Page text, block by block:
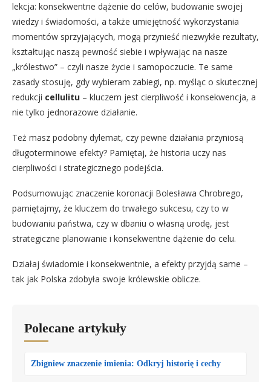
lekcja: konsekwentne dążenie do celów, budowanie swojej
wiedzy i świadomości, a także umiejętność wykorzystania
momentów sprzyjających, mogą przynieść niezwykłe rezultaty,
kształtując naszą pewność siebie i wpływając na nasze
„królestwo” – czyli nasze życie i samopoczucie. Te same
zasady stosuję, gdy wybieram zabiegi, np. myśląc o skutecznej
redukcji cellulitu – kluczem jest cierpliwość i konsekwencja, a
nie tylko jednorazowe działanie.
Też masz podobny dylemat, czy pewne działania przyniosą
długoterminowe efekty? Pamiętaj, że historia uczy nas
cierpliwości i strategicznego podejścia.
Podsumowując znaczenie koronacji Bolesława Chrobrego,
pamiętajmy, że kluczem do trwałego sukcesu, czy to w
budowaniu państwa, czy w dbaniu o własną urodę, jest
strategiczne planowanie i konsekwentne dążenie do celu.
Działaj świadomie i konsekwentnie, a efekty przyjdą same –
tak jak Polska zdobyła swoje królewskie oblicze.
Polecane artykuły
Zbigniew znaczenie imienia: Odkryj historię i cechy